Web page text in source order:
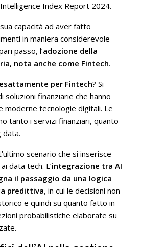
Index Report 2024.
capacità ad aver fatto
in maniera considerevole
passo, l’adozione della
nota anche come Fintech.
per Fintech? Si
soluzioni finanziarie che hanno
moderne tecnologie digitali. Le
tanto i servizi finanziari, quanto
data.
scenario che si inserisce
data tech. L’integrazione tra AI
il passaggio da una logica
predittiva, in cui le decisioni non
e quindi su quanto fatto in
probabilistiche elaborate su